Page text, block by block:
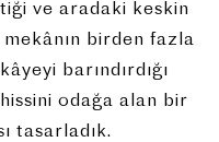
ve aradaki keskin
birden fazla
barındırdığı
hissini odağa alan bir
tasarladık.